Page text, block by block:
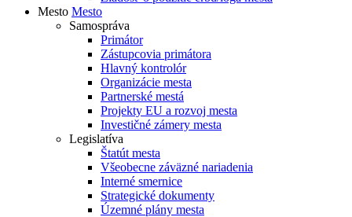
Mesto Mesto
Samospráva
Primátor
Zástupcovia primátora
Hlavný kontrolór
Organizácie mesta
Partnerské mestá
Projekty EU a rozvoj mesta
Investičné zámery mesta
Legislatíva
Štatút mesta
Všeobecne záväzné nariadenia
Interné smernice
Strategické dokumenty
Územné plány mesta